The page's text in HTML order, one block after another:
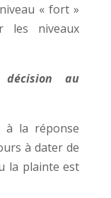
« fort »
niveaux
au
à la réponse
à dater de
la plainte est